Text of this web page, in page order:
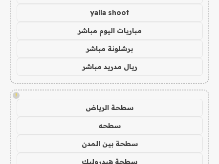
yalla shoot
مباريات اليوم مباشر
برشلونة مباشر
ريال مدريد مباشر
!
سطحة الرياض
سطحه
سطحة بين المدن
سطحة هيدروليك